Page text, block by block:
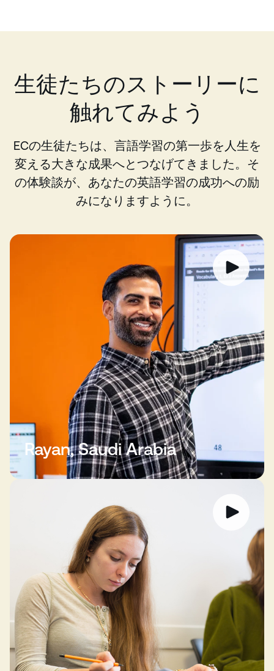
生徒たちのストーリーに
触れてみよう
ECの生徒たちは、言語学習の第一歩を人生を
変える大きな成果へとつなげてきました。そ
の体験談が、あなたの英語学習の成功への励
みになりますように。
Rayan, Saudi Arabia